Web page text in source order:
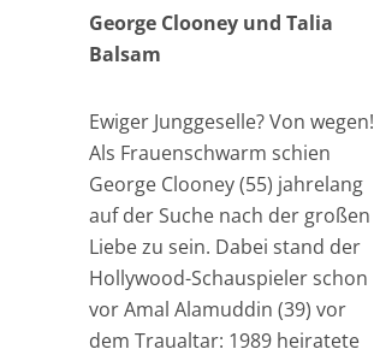
George Clooney und Talia
Balsam
Ewiger Junggeselle? Von wegen!
Als Frauenschwarm schien
George Clooney (55) jahrelang
auf der Suche nach der großen
Liebe zu sein. Dabei stand der
Hollywood-Schauspieler schon
vor Amal Alamuddin (39) vor
dem Traualtar: 1989 heiratete